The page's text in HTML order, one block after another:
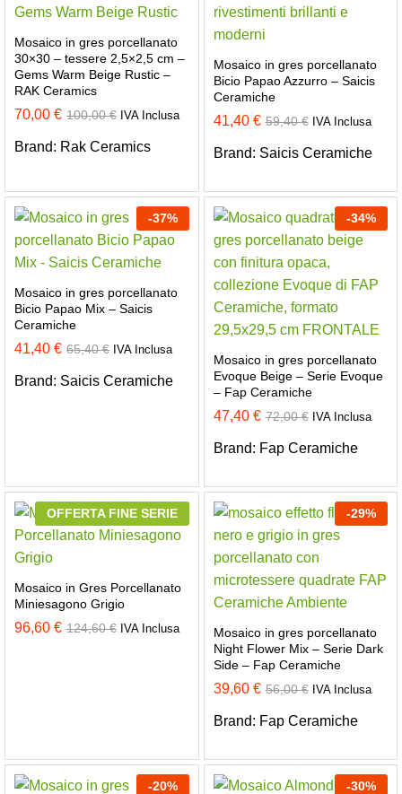
Mosaico in gres porcellanato
30×30 – tessere 2,5×2,5 cm –
Gems Warm Beige Rustic –
RAK Ceramics
70,00 € 100,00€ IVA Inclusa
Brand: Rak Ceramics
Mosaico in gres porcellanato
Bicio Papao Azzurro – Saicis
Ceramiche
41,40 € 59,40€ IVA Inclusa
Brand: Saicis Ceramiche
-37%
Mosaico in gres porcellanato
Bicio Papao Mix – Saicis
Ceramiche
41,40 € 65,40€ IVA Inclusa
Brand: Saicis Ceramiche
-34%
Mosaico in gres porcellanato
Evoque Beige – Serie Evoque
– Fap Ceramiche
47,40 € 72,00€ IVA Inclusa
Brand: Fap Ceramiche
OFFERTA FINE SERIE
Mosaico in Gres Porcellanato
Miniesagono Grigio
96,60 € 124,60€ IVA Inclusa
-29%
Mosaico in gres porcellanato
Night Flower Mix – Serie Dark
Side – Fap Ceramiche
39,60 € 56,00€ IVA Inclusa
Brand: Fap Ceramiche
-20% -30%